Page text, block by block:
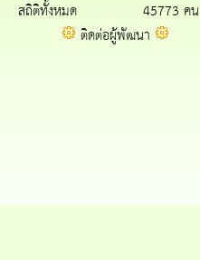
สถิติทั้งหมด
45773 คน
ติดต่อผู้พัฒนา